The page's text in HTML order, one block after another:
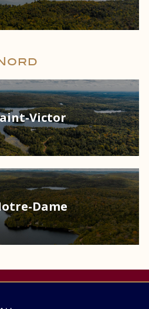
Victor
Dame